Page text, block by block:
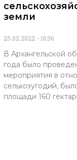
земли
25.02.2022 16:36
В Архангельской
года было
мероприятия в
сельхозугодий,
площади 160